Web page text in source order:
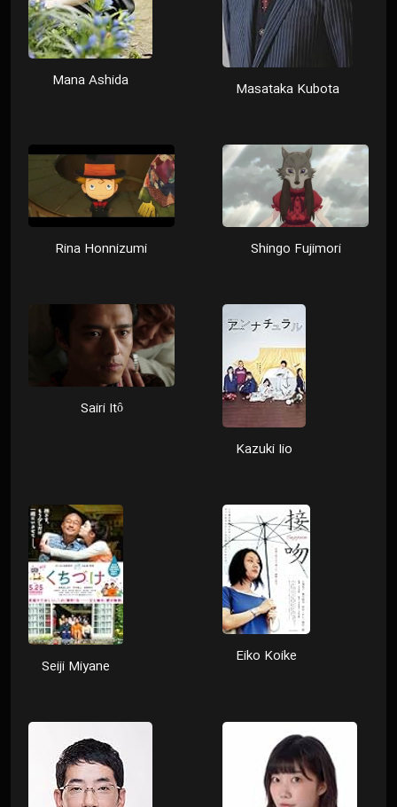
Masataka Kubota
Mana Ashida
Shingo Fujimori
Rina Honnizumi
Kazuki Iio
Sairi Itô
Eiko Koike
Seiji Miyane